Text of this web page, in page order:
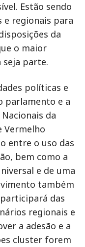
Estão sendo
e regionais para
da
o maior
seja parte.
políticas e
parlamento e a
Nacionais da
Vermelho
entre o uso das
bem como a
e de uma
também
das
regionais e
a adesão e a
cluster forem